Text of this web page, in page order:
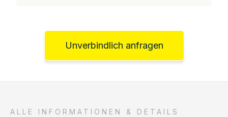
Unverbindlich anfragen
ALLE INFORMATIONEN & DETAILS